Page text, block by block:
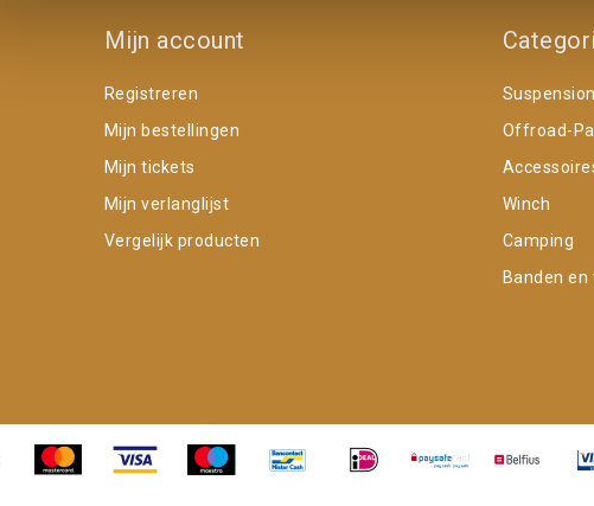
Mijn account
Registreren
Mijn bestellingen
Mijn tickets
Mijn verlanglijst
Vergelijk producten
Suspension
Offroad-
Winch
Camping
Banden en